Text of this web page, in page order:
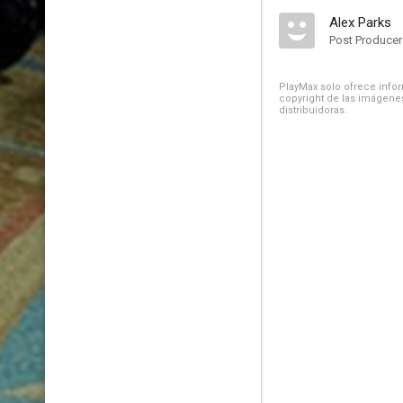
Alex Parks
Post Producer
PlayMax solo ofrece
copyright de las
distribuidoras.